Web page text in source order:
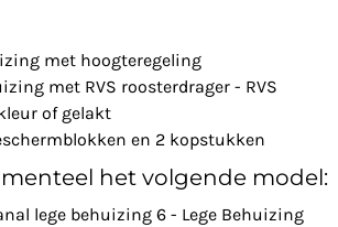
met hoogteregeling
met RVS roosterdrager - RVS
of gelakt
en 2 kopstukken
het volgende model:
lege behuizing 6 - Lege Behuizing